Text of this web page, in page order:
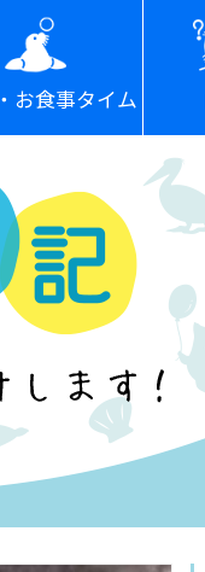
お食事タイム